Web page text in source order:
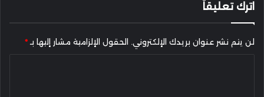
اترك تعليقاً
لن يتم نشر عنوان بريدك الإلكتروني. الحقول الإلزامية مشار إليها بـ*